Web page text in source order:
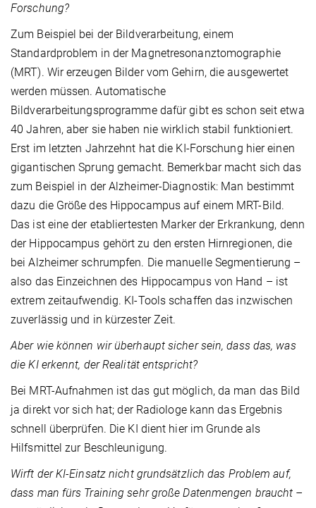
Forschung?
Zum Beispiel bei der Bildverarbeitung, einem
Standardproblem in der Magnetresonanztomographie
(MRT). Wir erzeugen Bilder vom Gehirn, die ausgewertet
werden müssen. Automatische
Bildverarbeitungsprogramme dafür gibt es schon seit etwa
40 Jahren, aber sie haben nie wirklich stabil funktioniert.
Erst im letzten Jahrzehnt hat die KI-Forschung hier einen
gigantischen Sprung gemacht. Bemerkbar macht sich das
zum Beispiel in der Alzheimer-Diagnostik: Man bestimmt
dazu die Größe des Hippocampus auf einem MRT-Bild.
Das ist eine der etabliertesten Marker der Erkrankung, denn
der Hippocampus gehört zu den ersten Hirnregionen, die
bei Alzheimer schrumpfen. Die manuelle Segmentierung –
also das Einzeichnen des Hippocampus von Hand – ist
extrem zeitaufwendig. KI-Tools schaffen das inzwischen
zuverlässig und in kürzester Zeit.
Aber wie können wir überhaupt sicher sein, dass das, was
die KI erkennt, der Realität entspricht?
Bei MRT-Aufnahmen ist das gut möglich, da man das Bild
ja direkt vor sich hat; der Radiologe kann das Ergebnis
schnell überprüfen. Die KI dient hier im Grunde als
Hilfsmittel zur Beschleunigung.
Wirft der KI-Einsatz nicht grundsätzlich das Problem auf,
dass man fürs Training sehr große Datenmengen braucht –